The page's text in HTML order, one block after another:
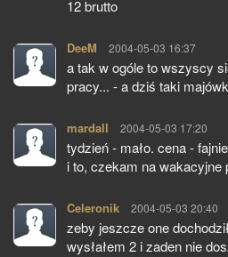
12 brutto
DeeM pisze:
2004-05-03 16:37
a tak w ogóle to wszyscy
pracy... - a dziś taki
mardall pisze:
2004-05-03 17:20
tydzień - mało. cena -
i to, czekam na
Celeronik pisze:
2004-05-03 20:40
zeby jeszcze one
wysłałem 2 i zaden nie